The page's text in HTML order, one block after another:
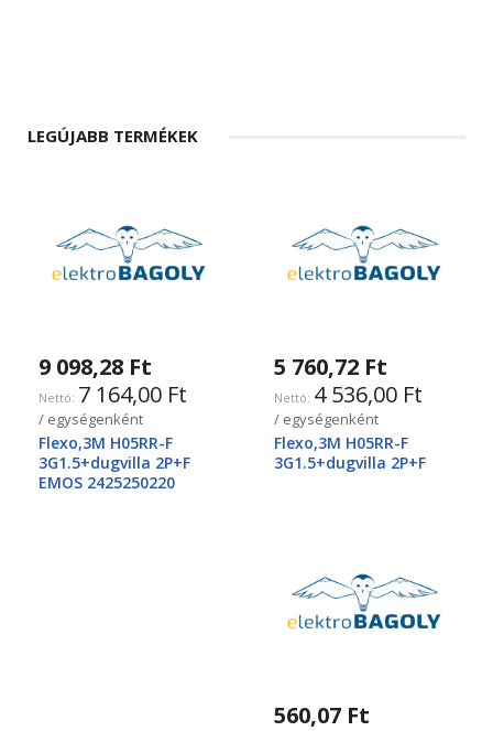
LEGÚJABB TERMÉKEK
9 098,28 Ft
7 164,00 Ft
/ egységenként
Flexo,3M H05RR-F
3G1.5+dugvilla 2P+F
EMOS 2425250220
5 760,72 Ft
4 536,00 Ft
/ egységenként
Flexo,3M H05RR-F
3G1.5+dugvilla 2P+F
560,07 Ft